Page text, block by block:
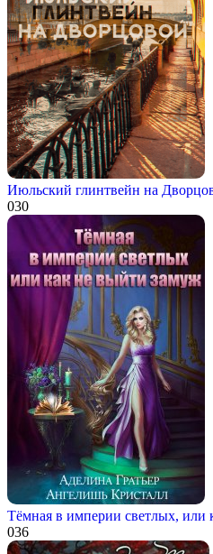
Июльский глинтвейн на
030
Тёмная в империи светлых, или
036